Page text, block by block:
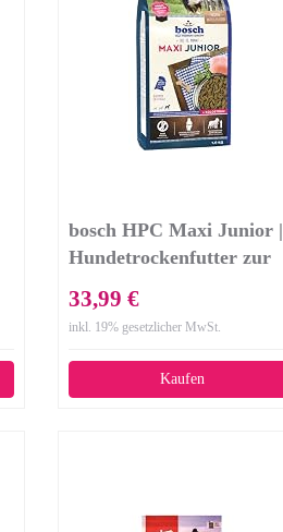
bosch HPC Maxi Junior |
Hundetrockenfutter zur
(ab 25 kg) | 1 x 15 kg
33,99 €
inkl. 19% gesetzlicher MwSt.
Kaufen